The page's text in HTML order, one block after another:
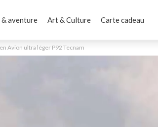
aventure Art & Culture Carte cadeau
Avion ultra léger P92 Tecnam